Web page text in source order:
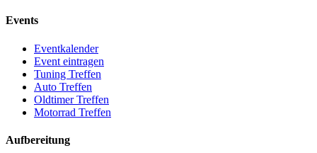
Events
Eventkalender
Event eintragen
Tuning Treffen
Auto Treffen
Oldtimer Treffen
Motorrad Treffen
Aufbereitung